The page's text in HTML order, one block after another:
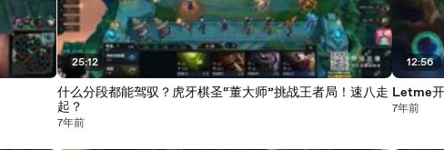
25:12
什么分段都能驾驭？虎牙棋圣“董大师”挑战王者局！速八走
起？
7年前
12:56
Letme
7年前